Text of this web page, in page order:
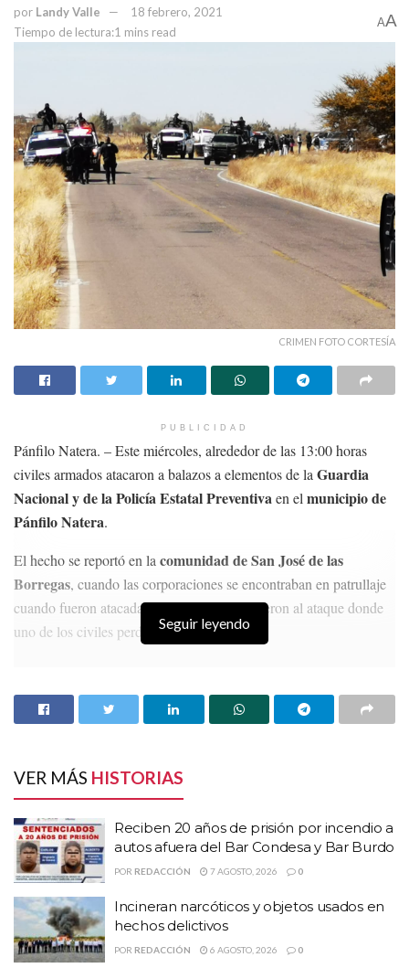
Temas: andres manuel lopez obrador Cenace
desabasto de gas natural
Manuel Bartlett
por Landy Valle
18 febrero, 2021
Tiempo de lectura:1 mins read
AA
CRIMEN FOTO CORTESÍA
PUBLICIDAD
Pánfilo Natera. – Este miércoles, alrededor de las 13:00 horas
civiles armados atacaron a balazos a elementos de la Guardia
Nacional y de la Policía Estatal Preventivaen el municipio de
Pánfilo Natera.
El hecho se reportó en la comunidad de San José de las
Borregas, cuando las corporaciones se encontraban en patrullaje
cuando fueron atacadas por lo que respondieron al ataque donde
uno de los civiles perdió la vida.
Reciben 20 años de prisión por incendio a autos
Incineran narcóticos y objetos usados en hechos
delictivos
Refuerza Guadalupe seguridad urbana con una
nueva torre de vigilancia
Según laVocería de la Secretaría de Seguridad Pública de
Zacatecas, hasta este momento, se tiene detenidos y victima
liberadas, sin embargo, no determinaron el número.
Seguir leyendo
VER MÁS HISTORIAS
Reciben 20 años de prisión por incendio a
autos afuera del Bar Condesa y Bar Burdo
POR REDACCIÓN 7 AGOSTO, 2026 0
Incineran narcóticos y objetos usados en
hechos delictivos
POR REDACCIÓN 6 AGOSTO, 2026 0